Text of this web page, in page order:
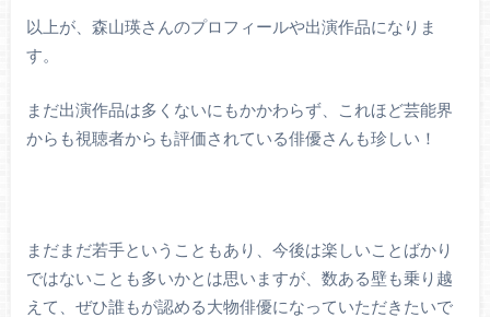
以上が、森山瑛さんのプロフィールや出演作品になりま
す。
まだ出演作品は多くないにもかかわらず、これほど芸能界
からも視聴者からも評価されている俳優さんも珍しい！
まだまだ若手ということもあり、今後は楽しいことばかり
ではないことも多いかとは思いますが、数ある壁も乗り越
えて、ぜひ誰もが認める大物俳優になっていただきたいで